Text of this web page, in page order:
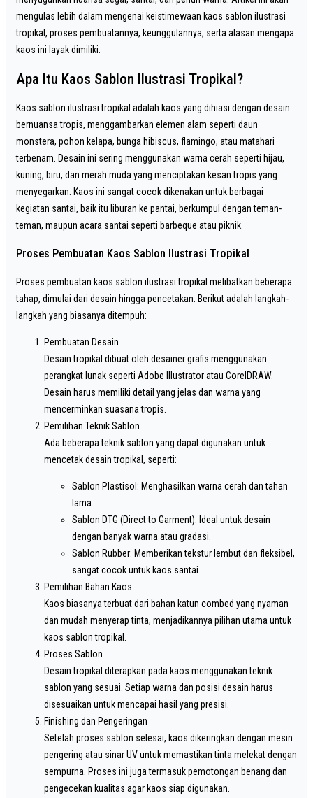
mengulas lebih dalam mengenai keistimewaan kaos sablon ilustrasi
tropikal, proses pembuatannya, keunggulannya, serta alasan mengapa
kaos ini layak dimiliki.
Apa Itu Kaos Sablon Ilustrasi Tropikal?
Kaos sablon ilustrasi tropikal adalah kaos yang dihiasi dengan desain
bernuansa tropis, menggambarkan elemen alam seperti daun
monstera, pohon kelapa, bunga hibiscus, flamingo, atau matahari
terbenam. Desain ini sering menggunakan warna cerah seperti hijau,
kuning, biru, dan merah muda yang menciptakan kesan tropis yang
menyegarkan. Kaos ini sangat cocok dikenakan untuk berbagai
kegiatan santai, baik itu liburan ke pantai, berkumpul dengan teman-
teman, maupun acara santai seperti barbeque atau piknik.
Proses Pembuatan Kaos Sablon Ilustrasi Tropikal
Proses pembuatan kaos sablon ilustrasi tropikal melibatkan beberapa
tahap, dimulai dari desain hingga pencetakan. Berikut adalah langkah-
langkah yang biasanya ditempuh:
Pembuatan Desain
Desain tropikal dibuat oleh desainer grafis menggunakan
perangkat lunak seperti Adobe Illustrator atau CorelDRAW.
Desain harus memiliki detail yang jelas dan warna yang
mencerminkan suasana tropis.
Pemilihan Teknik Sablon
Ada beberapa teknik sablon yang dapat digunakan untuk
mencetak desain tropikal, seperti:
Sablon Plastisol: Menghasilkan warna cerah dan tahan
lama.
Sablon DTG (Direct to Garment): Ideal untuk desain
dengan banyak warna atau gradasi.
Sablon Rubber: Memberikan tekstur lembut dan fleksibel,
sangat cocok untuk kaos santai.
Pemilihan Bahan Kaos
Kaos biasanya terbuat dari bahan katun combed yang nyaman
dan mudah menyerap tinta, menjadikannya pilihan utama untuk
kaos sablon tropikal.
Proses Sablon
Desain tropikal diterapkan pada kaos menggunakan teknik
sablon yang sesuai. Setiap warna dan posisi desain harus
disesuaikan untuk mencapai hasil yang presisi.
Finishing dan Pengeringan
Setelah proses sablon selesai, kaos dikeringkan dengan mesin
pengering atau sinar UV untuk memastikan tinta melekat dengan
sempurna. Proses ini juga termasuk pemotongan benang dan
pengecekan kualitas agar kaos siap digunakan.